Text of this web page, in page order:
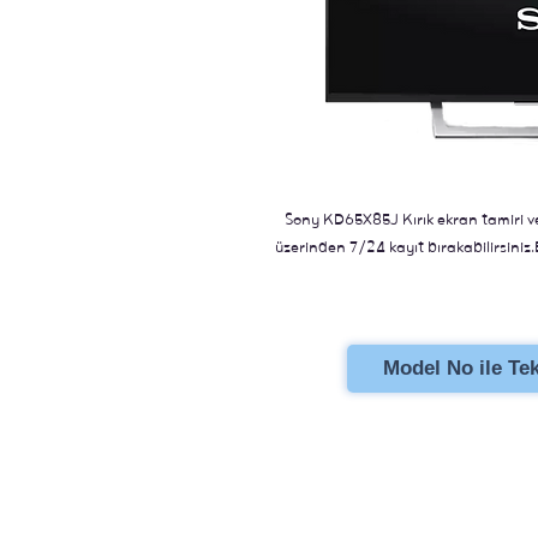
Sony KD65X85J Kırık ekran
üzerinden 7/24 kayıt
Model No ile